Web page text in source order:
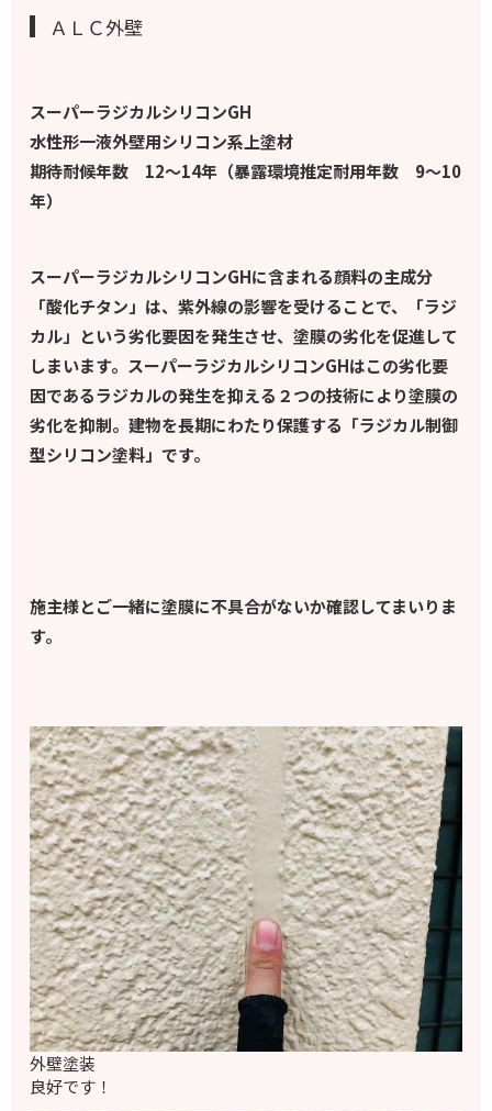
ＡＬＣ外壁
スーパーラジカルシリコンGH
水性形一液外壁用シリコン系上塗材
期待耐候年数 12～14年（暴露環境推定耐用年数 9～10
年）
スーパーラジカルシリコンGHに含まれる顔料の主成分
「酸化チタン」は、紫外線の影響を受けることで、「ラジ
カル」という劣化要因を発生させ、塗膜の劣化を促進して
しまいます。スーパーラジカルシリコンGHはこの劣化要
因であるラジカルの発生を抑える２つの技術により塗膜の
劣化を抑制。建物を長期にわたり保護する「ラジカル制御
型シリコン塗料」です。
施主様とご一緒に塗膜に不具合がないか確認してまいりま
す。
外壁塗装
良好です！